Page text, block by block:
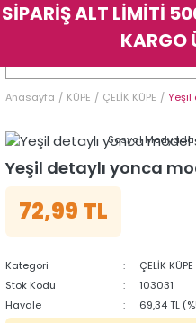
Geri Dön
Geri Dön
Geri Dön
Geri Dön
Geri Dön
Geri Dön
Anasayfa KÜPE ÇELİK KÜPE Yeşil
Sosyal Medyada
Yeşil detaylı yonca
72,99 TL
Kategori
ÇELİK KÜPE
Stok Kodu
103031
Havale
69,34 TL
Geri Dön
Geri Dön
Geri Dön
Geri Dön
Geri Dön
Geri Dön
SİPARİŞ ALT LİMİTİ
KARGO